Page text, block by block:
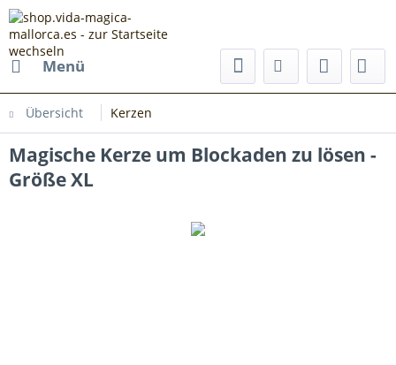
Menü
Übersicht Kerzen
Magische Kerze um Blockaden zu lösen -
Größe XL